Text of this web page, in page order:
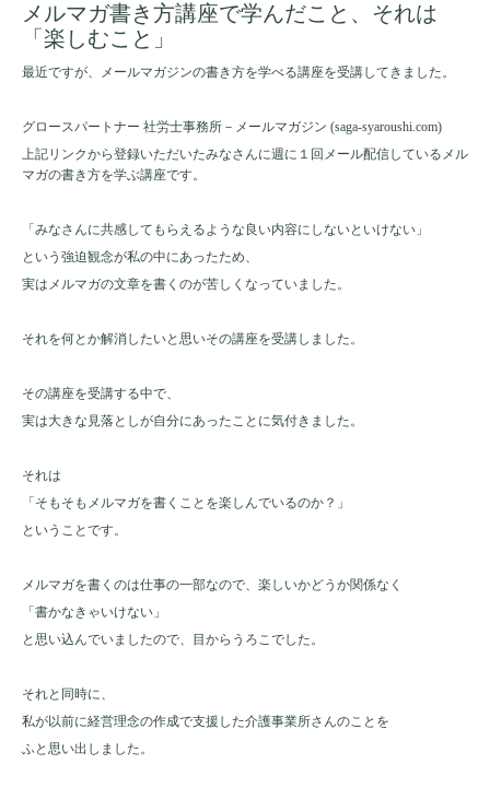
メルマガ書き方講座で学んだこと、それは
「楽しむこと」
最近ですが、メールマガジンの書き方を学べる講座を受講してきました。
グロースパートナー 社労士事務所－メールマガジン (saga-syaroushi.com)
上記リンクから登録いただいたみなさんに週に１回メール配信しているメル
マガの書き方を学ぶ講座です。
「みなさんに共感してもらえるような良い内容にしないといけない」
という強迫観念が私の中にあったため、
実はメルマガの文章を書くのが苦しくなっていました。
それを何とか解消したいと思いその講座を受講しました。
その講座を受講する中で、
実は大きな見落としが自分にあったことに気付きました。
それは
「そもそもメルマガを書くことを楽しんでいるのか？」
ということです。
メルマガを書くのは仕事の一部なので、楽しいかどうか関係なく
「書かなきゃいけない」
と思い込んでいましたので、目からうろこでした。
それと同時に、
私が以前に経営理念の作成で支援した介護事業所さんのことを
ふと思い出しました。